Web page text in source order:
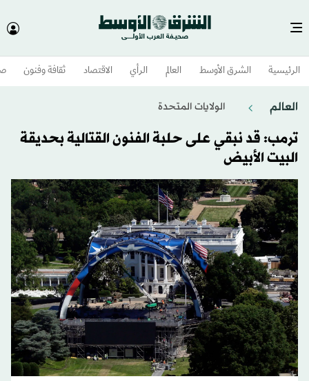
الرئيسية الشرق الأوسط​ العالم الرأي الاقتصاد ثقافة وفنون
العالم الولايات المتحدة​
ترمب: قد نبقي على حلبة الفنون القتالية بحديقة
البيت الأبيض